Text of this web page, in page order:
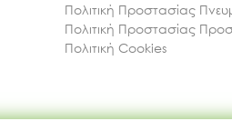
Πολιτική Προστασίας
Πολιτική Προστασίας
Πολιτική Cookies